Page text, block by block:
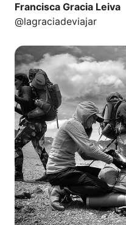
Francisca Gracia Leiva
@lagraciadeviajar